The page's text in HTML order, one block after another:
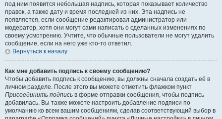
под ним появится небольшая надпись, которая показывает количество
правок, а также дату и время последней из них. Эта надпись не
появляется, если сообщение редактировал администратор или
модератор, хотя они могут сами написать о сделанных изменениях по
своему усмотрению. Учтите, что обычные пользователи не могут удалить
сообщение, если на него уже кто-то ответил.
Вернуться к началу
Как мне добавить подпись к своему сообщению?
Чтобы добавить подпись к сообщению, вы должны сначала создать её в
личном разделе. После этого вы можете отметить флажком пункт
Присоединить подпись в форме отправки сообщения, чтобы подпись
добавилась. Вы также можете настроить добавление подписи по
умолчанию ко всем вашим сообщениям, сделав соответствующий выбор в